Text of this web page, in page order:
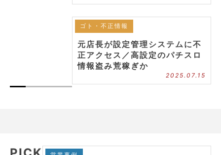
ゴト・不正情報
元店長が設定管理システムに不
正アクセス／高設定のパチスロ
情報盗み荒稼ぎか
2025.07.15